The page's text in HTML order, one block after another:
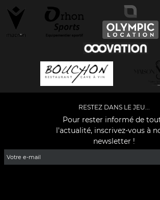
RESTEZ DANS LE JEU...
Pour rester informé de
l'actualité, inscrivez-vous à
newsletter !